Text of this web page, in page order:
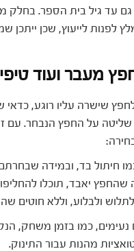
עד גיל בית הספר. בחלק
לייעוץ, שכן ייתכן
מעבר ועוד
שישרה עליו רוגע,
שליטה על החפץ הנבחר.
חיתול בד, ובמידה
שהחפץ יאבד, תוכלו
ולבלוע, וללא חוטים
נעימים, כמו בזמן משחק,
מהנות עבור התינוק.